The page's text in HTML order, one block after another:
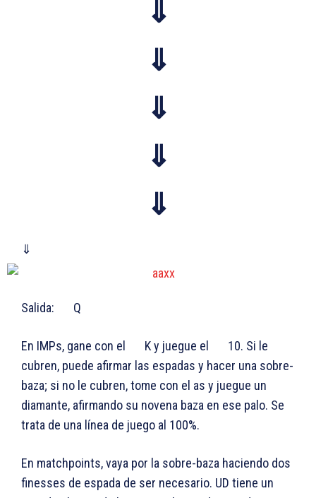
⇓
⇓
⇓
⇓
⇓
⇓
Salida: Q
En IMPs, gane con el K y juegue el
10. Si le
cubren, puede afirmar las espadas y hacer una sobre-
baza; si no le cubren, tome con el as y juegue un
diamante, afirmando su novena baza en ese palo. Se
trata de una línea de juego al 100%.
En matchpoints, vaya por la sobre-baza haciendo dos
finesses de espada de ser necesario. UD tiene un